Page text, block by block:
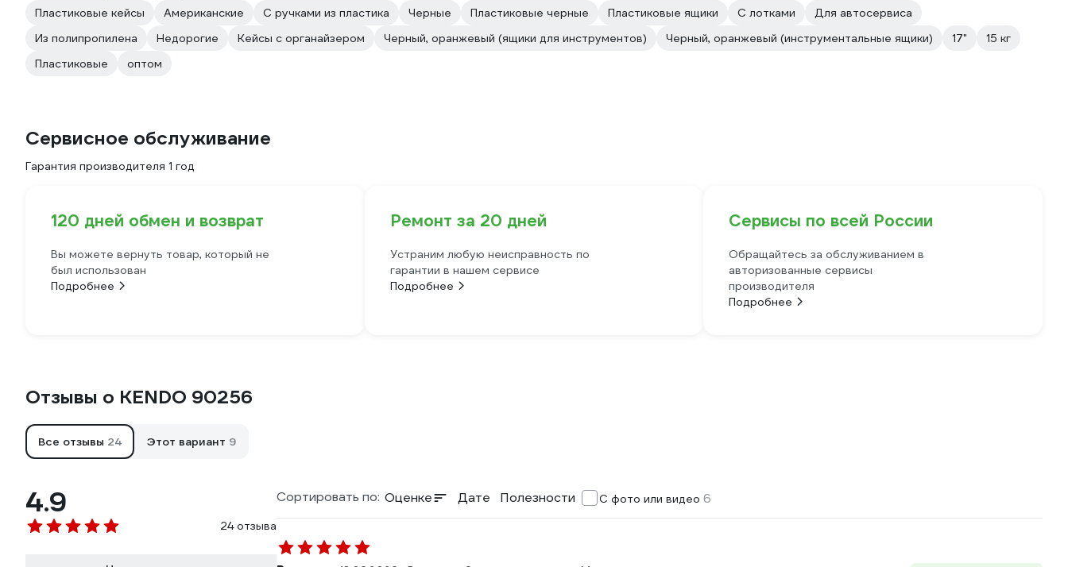
Пластиковые кейсы Американские С ручками из пластика Черные Пластиковые черные Пластиковые ящики С лотками
Для автосервиса
Из полипропилена
Недорогие Кейсы с органайзером Черный, оранжевый (ящики для инструментов) Черный, оранжевый (инструментальные ящики) 17"
15 кг
Пластиковые
оптом
Сервисное обслуживание
Гарантия производителя 1 год
120 дней обмен и возврат
Вы можете вернуть товар, который не
был использован
Подробнее
Ремонт за 20 дней
Устраним любую неисправность по
гарантии в нашем сервисе
Подробнее
Сервисы по всей России
Обращайтесь за обслуживанием в
авторизованные сервисы
производителя
Подробнее
Отзывы о KENDO 90256
Все отзывы 24 Этот вариант 9
4.9
24 отзыва
Сортировать по: Оценке Дате Полезности С фото или видео 6